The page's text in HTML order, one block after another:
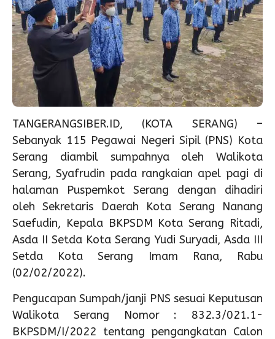
TANGERANGSIBER.ID, (KOTA SERANG) –
Sebanyak 115 Pegawai Negeri Sipil (PNS) Kota
Serang diambil sumpahnya oleh Walikota
Serang, Syafrudin pada rangkaian apel pagi di
halaman Puspemkot Serang dengan dihadiri
oleh Sekretaris Daerah Kota Serang Nanang
Saefudin, Kepala BKPSDM Kota Serang Ritadi,
Asda II Setda Kota Serang Yudi Suryadi, Asda III
Setda Kota Serang Imam Rana, Rabu
(02/02/2022).
Pengucapan Sumpah/janji PNS sesuai Keputusan
Walikota Serang Nomor : 832.3/021.1-
BKPSDM/I/2022 tentang pengangkatan Calon